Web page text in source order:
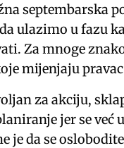
septembarska
ulazimo u fazu
Za mnoge
mijenjaju
za akciju,
jer se već
je da se